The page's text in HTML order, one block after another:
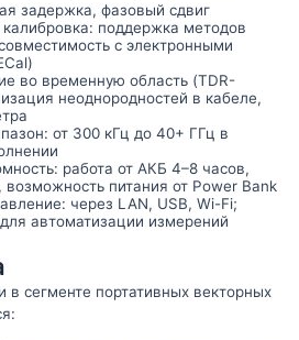
задержка, фазовый сдвиг
поддержка методов
с электронными
во временную область (TDR-
неоднородностей в кабеле,
от 300 кГц до 40+ ГГц в
работа от АКБ 4–8 часов,
возможность питания от Power Bank
через LAN, USB, Wi-Fi;
автоматизации измерений
сегменте портативных векторных